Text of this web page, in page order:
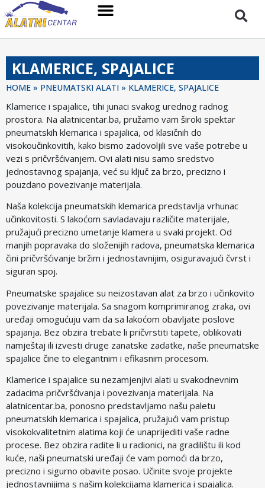
KLAMERICE, SPAJALICE
HOME » PNEUMATSKI ALATI » KLAMERICE, SPAJALICE
Klamerice i spajalice, tihi junaci svakog urednog radnog
prostora. Na alatnicentar.ba, pružamo vam široki spektar
pneumatskih klemarica i spajalica, od klasičnih do
visokoučinkovitih, kako bismo zadovoljili sve vaše potrebe u
vezi s pričvršćivanjem. Ovi alati nisu samo sredstvo
jednostavnog spajanja, već su ključ za brzo, precizno i
pouzdano povezivanje materijala.
Naša kolekcija pneumatskih klemarica predstavlja vrhunac
učinkovitosti. S lakoćom savladavaju različite materijale,
pružajući precizno umetanje klamera u svaki projekt. Od
manjih popravaka do složenijih radova, pneumatska klemarica
čini pričvršćivanje bržim i jednostavnijim, osiguravajući čvrst i
siguran spoj.
Pneumatske spajalice su neizostavan alat za brzo i učinkovito
povezivanje materijala. Sa snagom komprimiranog zraka, ovi
uređaji omogućuju vam da sa lakoćom obavljate poslove
spajanja. Bez obzira trebate li pričvrstiti tapete, oblikovati
namještaj ili izvesti druge zanatske zadatke, naše pneumatske
spajalice čine to elegantnim i efikasnim procesom.
Klamerice i spajalice su nezamjenjivi alati u svakodnevnim
zadacima pričvršćivanja i povezivanja materijala. Na
alatnicentar.ba, ponosno predstavljamo našu paletu
pneumatskih klemarica i spajalica, pružajući vam pristup
visokokvalitetnim alatima koji će unaprijediti vaše radne
procese. Bez obzira radite li u radionici, na gradilištu ili kod
kuće, naši pneumatski uređaji će vam pomoći da brzo,
precizno i sigurno obavite posao. Učinite svoje projekte
jednostavnijima s našim kolekcijama klamerica i spajalica.